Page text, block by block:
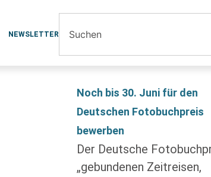
NEWSLETTER
Noch bis 30. Juni für den
Deutschen Fotobuchpreis
bewerben
Der Deutsche
„gebundenen Zeitreisen,